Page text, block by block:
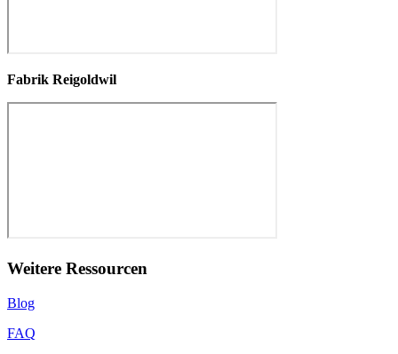
Fabrik Reigoldwil
Weitere Ressourcen
Blog
FAQ